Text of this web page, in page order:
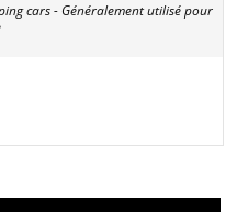
cars - Généralement utilisé pour